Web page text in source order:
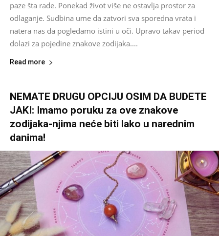
paze šta rade. Ponekad život više ne ostavlja prostor za
odlaganje. Sudbina ume da zatvori sva sporedna vrata i
natera nas da pogledamo istini u oči. Upravo takav period
dolazi za pojedine znakove zodijaka....
Read more
NEMATE DRUGU OPCIJU OSIM DA BUDETE
JAKI: Imamo poruku za ove znakove
zodijaka-njima neće biti lako u narednim
danima!